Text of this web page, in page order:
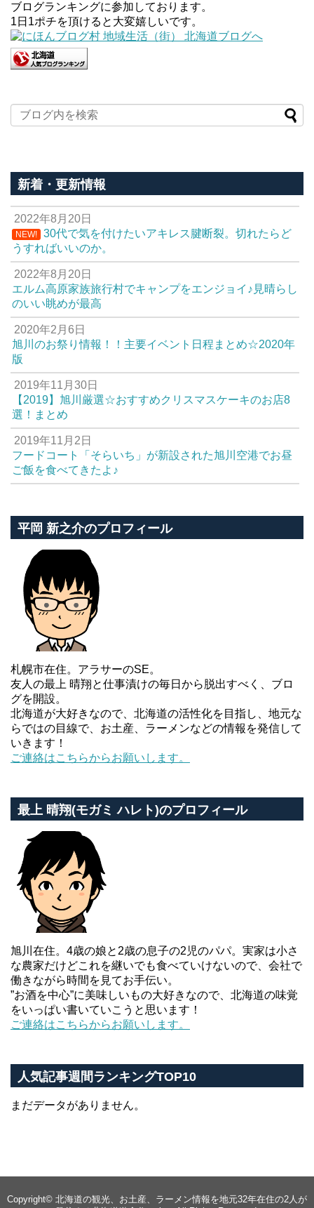
ブログランキングに参加しております。
1日1ポチを頂けると大変嬉しいです。
新着・更新情報
2022年8月20日
NEW!
30代で気を付けたいアキレス腱断裂。切れたらど
うすればいいのか。
2022年8月20日
エルム高原家族旅行村でキャンプをエンジョイ♪見晴らし
のいい眺めが最高
2020年2月6日
旭川のお祭り情報！！主要イベント日程まとめ☆2020年
版
2019年11月30日
【2019】旭川厳選☆おすすめクリスマスケーキのお店8
選！まとめ
2019年11月2日
フードコート「そらいち」が新設された旭川空港でお昼
ご飯を食べてきたよ♪
平岡 新之介のプロフィール
札幌市在住。アラサーのSE。
友人の最上 晴翔と仕事漬けの毎日から脱出すべく、ブロ
グを開設。
北海道が大好きなので、北海道の活性化を目指し、地元な
らではの目線で、お土産、ラーメンなどの情報を発信して
いきます！
ご連絡はこちらからお願いします。
最上 晴翔(モガミ ハレト)のプロフィール
旭川在住。4歳の娘と2歳の息子の2児のパパ。実家は小さ
な農家だけどこれを継いでも食べていけないので、会社で
働きながら時間を見てお手伝い。
”お酒を中心”に美味しいもの大好きなので、北海道の味覚
をいっぱい書いていこうと思います！
ご連絡はこちらからお願いします。
人気記事週間ランキングTOP10
まだデータがありません。
Copyright© 北海道の観光、お土産、ラーメン情報を地元32年在住の2人が